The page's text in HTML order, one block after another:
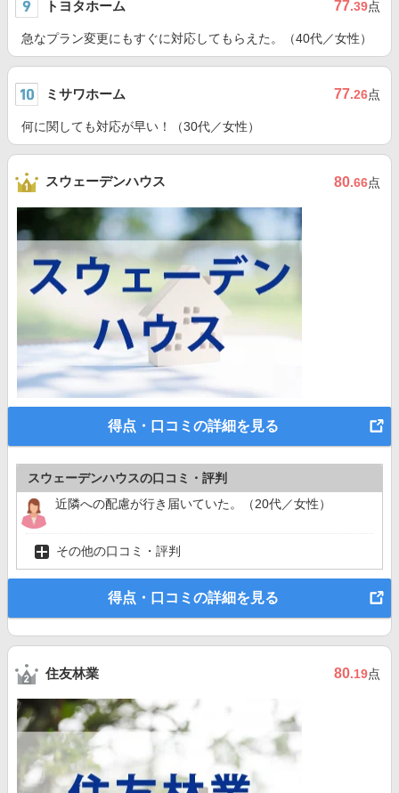
トヨタホーム 77.39点
急なプラン変更にもすぐに対応してもらえた。（40代／女性）
ミサワホーム 77.26点
何に関しても対応が早い！（30代／女性）
スウェーデンハウス 80.66点
得点・口コミの詳細を見る
スウェーデンハウスの口コミ・評判
近隣への配慮が行き届いていた。（20代／女性）
その他の口コミ・評判
得点・口コミの詳細を見る
住友林業 80.19点